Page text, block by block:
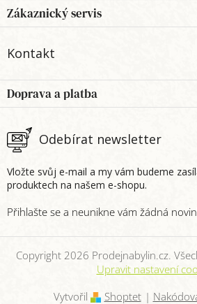
p
a
Zákaznický servis
Kontakt
Odebírat newsletter
Vložte svůj e-mail a my vám budeme
produktech na našem e-shopu.
Doprava a platba
Vytvořil Shoptet |
Copyright 2026 Prodejnabylin.cz.
Upravit nastavení